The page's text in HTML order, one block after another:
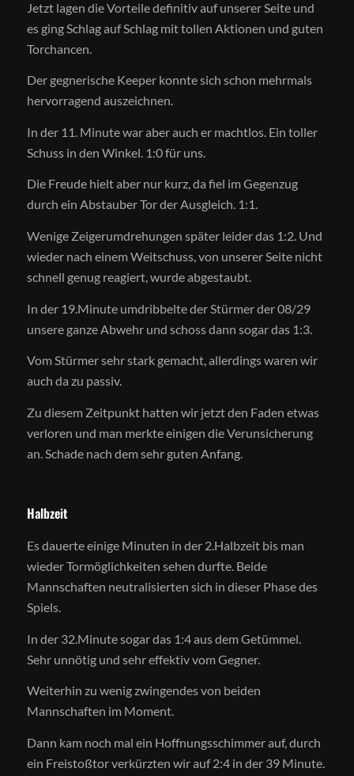
Jetzt lagen die Vorteile definitiv auf unserer Seite und
es ging Schlag auf Schlag mit tollen Aktionen und guten
Torchancen.
Der gegnerische Keeper konnte sich schon mehrmals
hervorragend auszeichnen.
In der 11. Minute war aber auch er machtlos. Ein toller
Schuss in den Winkel. 1:0 für uns.
Die Freude hielt aber nur kurz, da fiel im Gegenzug
durch ein Abstauber Tor der Ausgleich. 1:1.
Wenige Zeigerumdrehungen später leider das 1:2. Und
wieder nach einem Weitschuss, von unserer Seite nicht
schnell genug reagiert, wurde abgestaubt.
In der 19.Minute umdribbelte der Stürmer der 08/29
unsere ganze Abwehr und schoss dann sogar das 1:3.
Vom Stürmer sehr stark gemacht, allerdings waren wir
auch da zu passiv.
Zu diesem Zeitpunkt hatten wir jetzt den Faden etwas
verloren und man merkte einigen die Verunsicherung
an. Schade nach dem sehr guten Anfang.
Halbzeit
Es dauerte einige Minuten in der 2.Halbzeit bis man
wieder Tormöglichkeiten sehen durfte. Beide
Mannschaften neutralisierten sich in dieser Phase des
Spiels.
In der 32.Minute sogar das 1:4 aus dem Getümmel.
Sehr unnötig und sehr effektiv vom Gegner.
Weiterhin zu wenig zwingendes von beiden
Mannschaften im Moment.
Dann kam noch mal ein Hoffnungsschimmer auf, durch
ein Freistoßtor verkürzten wir auf 2:4 in der 39 Minute.